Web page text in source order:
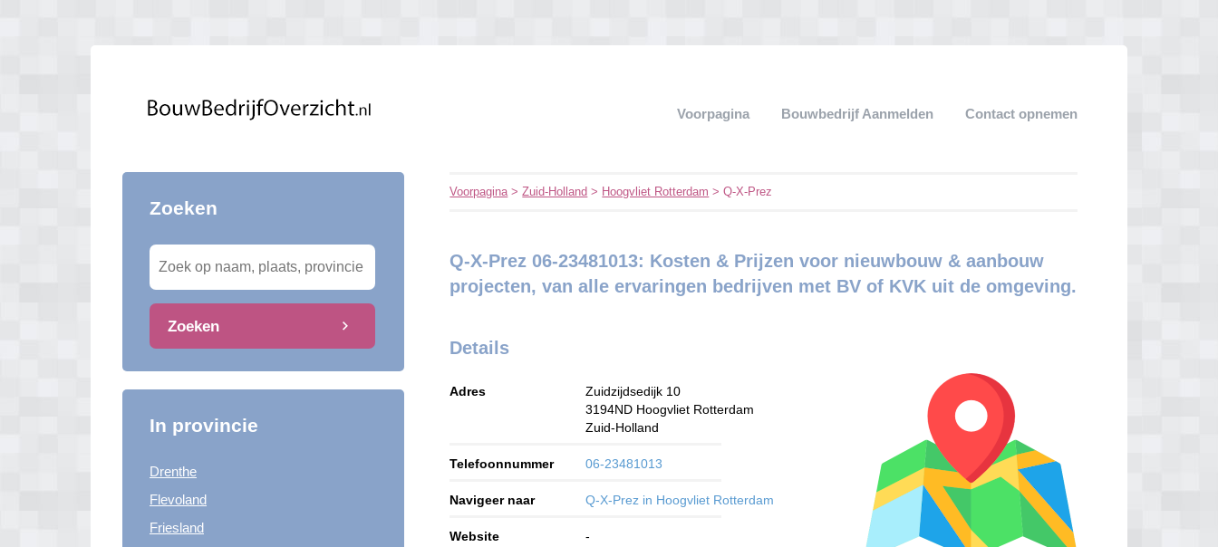
Voorpagina Bouwbedrijf Aanmelden Contact opnemen
Zoeken
Zoeken
In provincie
Drenthe
Flevoland
Friesland
Voorpagina>Zuid-Holland > Hoogvliet Rotterdam > Q-X-Prez
Q-X-Prez 06-23481013: Kosten & Prijzen voor nieuwbouw & aanbouw
projecten, van alle ervaringen bedrijven met BV of KVK uit de omgeving.
Details
Adres
Zuidzijdsedijk 10
3194ND Hoogvliet Rotterdam
Zuid-Holland
Telefoonnummer 06-23481013
Navigeer naar Q-X-Prez in Hoogvliet Rotterdam
Website -